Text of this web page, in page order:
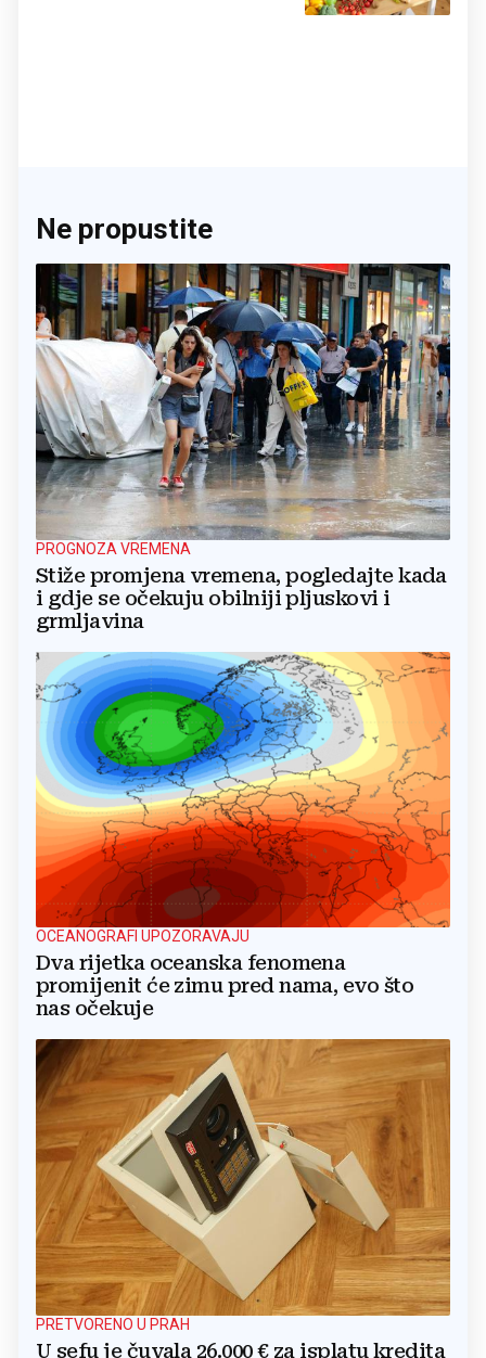
Ne propustite
PROGNOZA VREMENA
Stiže promjena vremena, pogledajte kada
i gdje se očekuju obilniji pljuskovi i
grmljavina
OCEANOGRAFI UPOZORAVAJU
Dva rijetka oceanska fenomena
promijenit će zimu pred nama, evo što
nas očekuje
PRETVORENO U PRAH
U sefu je čuvala 26.000 € za isplatu kredita